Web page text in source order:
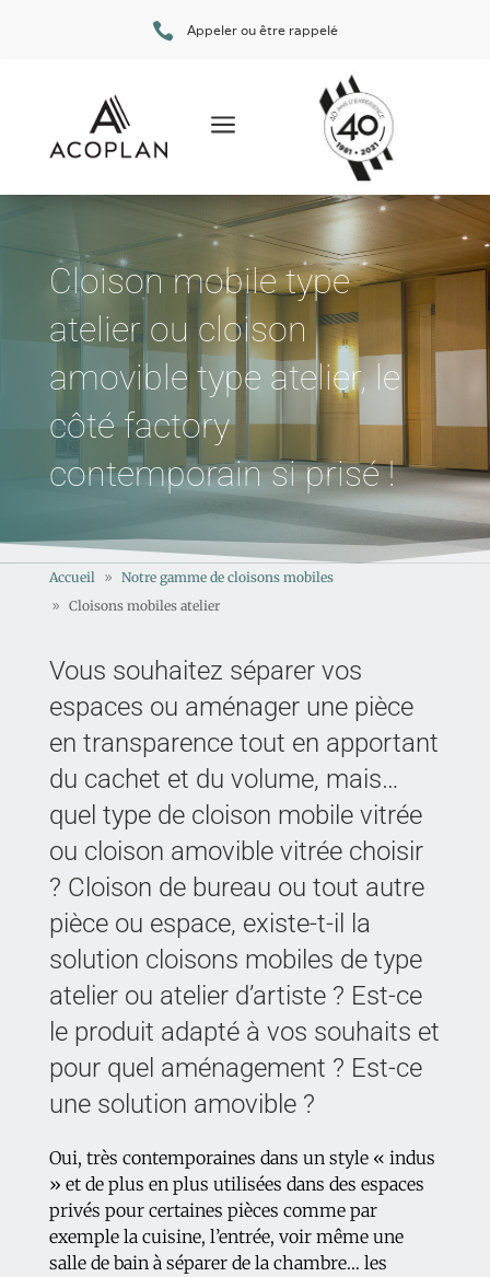
 Appeler ou être rappelé
a
Cloison mobile type
atelier ou cloison
amovible type atelier, le
côté factory
contemporain si prisé !
Accueil
Notre gamme de cloisons mobiles
Cloisons mobiles atelier
Vous souhaitez séparer vos
espaces ou aménager une pièce
en transparence tout en apportant
du cachet et du volume, mais…
quel type de cloison mobile vitrée
ou cloison amovible vitrée choisir
? Cloison de bureau ou tout autre
pièce ou espace, existe-t-il la
solution cloisons mobiles de type
atelier ou atelier d’artiste ? Est-ce
le produit adapté à vos souhaits et
pour quel aménagement ? Est-ce
une solution amovible ?
Oui, très contemporaines dans un style « indus
» et de plus en plus utilisées dans des espaces
privés pour certaines pièces comme par
exemple la cuisine, l’entrée, voir même une
salle de bain à séparer de la chambre… les